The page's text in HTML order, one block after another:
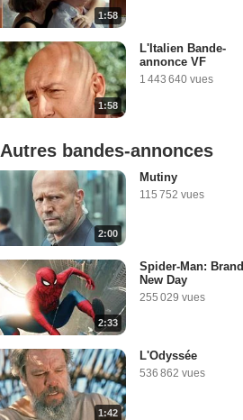
1:58
1:58
L'Italien Bande-
annonce VF
1 443 640 vues
Autres bandes-annonces
2:00
Mutiny
115 752 vues
2:33
Spider-Man: Brand
New Day
255 029 vues
1:42
L'Odyssée
536 862 vues